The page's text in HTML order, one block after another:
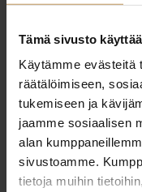
Tämä sivusto
Käytämme evästeitä
räätälöimiseen,
tukemiseen ja
jaamme sosiaalisen
alan
sivustoamme.
tietoja muihin